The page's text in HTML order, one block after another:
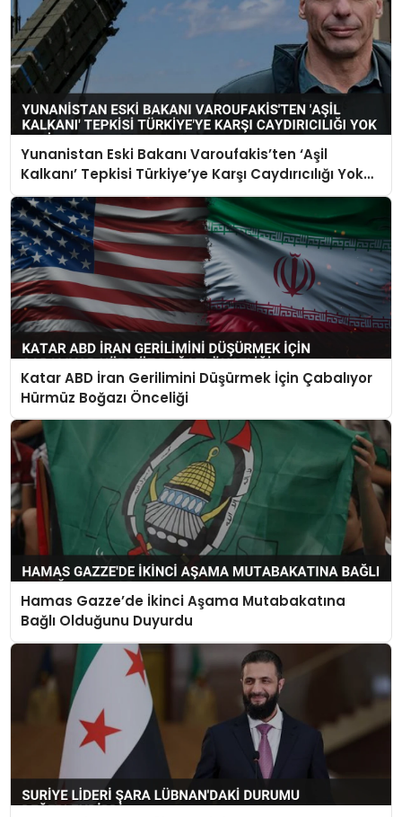
Yunanistan Eski Bakanı Varoufakis’ten ‘Aşil
Kalkanı’ Tepkisi Türkiye’ye Karşı Caydırıcılığı Yok
Dedi
Katar ABD İran Gerilimini Düşürmek İçin Çabalıyor
Hürmüz Boğazı Önceliği
Hamas Gazze’de İkinci Aşama Mutabakatına
Bağlı Olduğunu Duyurdu